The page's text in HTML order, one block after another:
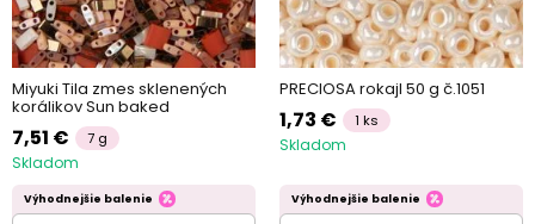
Miyuki Tila zmes sklenených
korálikov Sun baked
7,51 € 7 g
Skladom
Výhodnejšie balenie
PRECIOSA rokajl 50 g č.1051
1,73 € 1 ks
Skladom
Výhodnejšie balenie